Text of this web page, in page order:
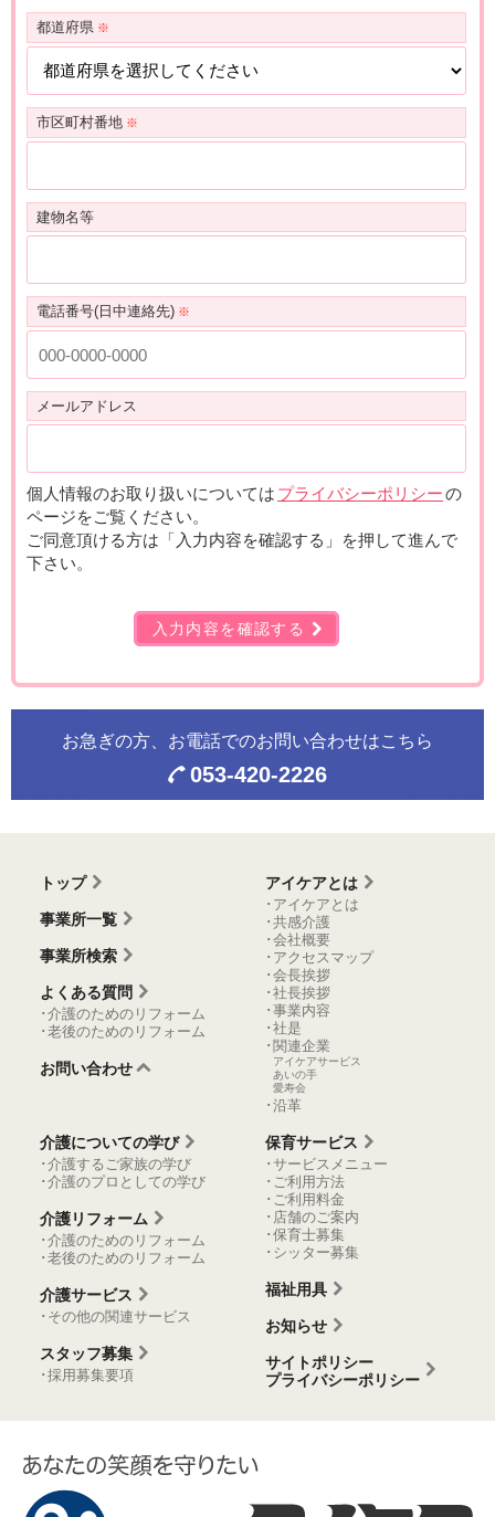
都道府県
市区町村番地
建物名等
電話番号(日中連絡先)
メールアドレス
個人情報のお取り扱いについては プライバシーポリシーの
ページをご覧ください。
ご同意頂ける方は「入力内容を確認する」を押して進んで
下さい。
入力内容を確認する
お急ぎの方、お電話でのお問い合わせはこちら
053-420-2226
トップ
事業所一覧
事業所検索
よくある質問
･介護のためのリフォーム
･老後のためのリフォーム
お問い合わせ
アイケアとは
･アイケアとは
･共感介護
･会社概要
･アクセスマップ
･会長挨拶
･社長挨拶
･事業内容
･社是
･関連企業
アイケアサービス
あいの手
愛寿会
･沿革
介護についての学び
･介護するご家族の学び
･介護のプロとしての学び
介護リフォーム
･介護のためのリフォーム
･老後のためのリフォーム
介護サービス
･その他の関連サービス
スタッフ募集
･採用募集要項
保育サービス
･サービスメニュー
･ご利用方法
･ご利用料金
･店舗のご案内
･保育士募集
･シッター募集
福祉用具
お知らせ
サイトポリシー
プライバシーポリシー